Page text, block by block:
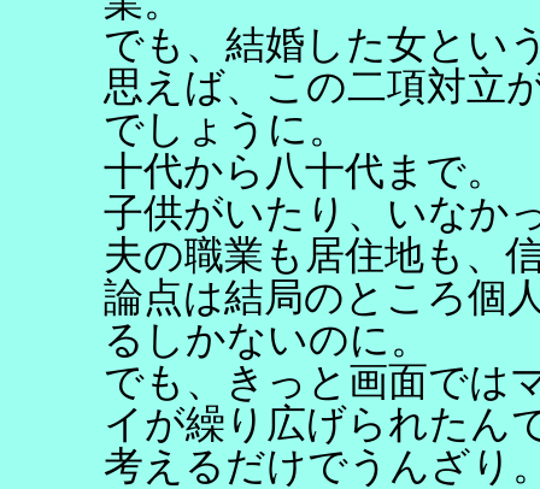
でも、結婚した女とい
思えば、この二項対立
でしょうに。
十代から八十代まで。
子供がいたり、いなか
夫の職業も居住地も、
論点は結局のところ個
るしかないのに。
でも、きっと画面では
イが繰り広げられたん
考えるだけでうんざり